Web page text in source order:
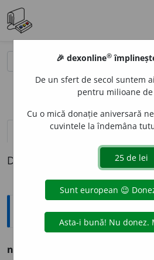
definiții (1)
Definiția cu ID-ul 802809:
Explicative DEX
nevrednicie
🎉 dexonline®
De un sfert de secol suntem
pentru milioane
Cu o mică donație aniversară
cuvintele la îndemâna